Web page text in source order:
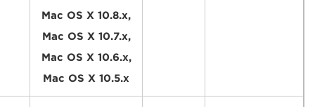
Mac OS X 10.8.x,
Mac OS X 10.7.x,
Mac OS X 10.6.x,
Mac OS X 10.5.x